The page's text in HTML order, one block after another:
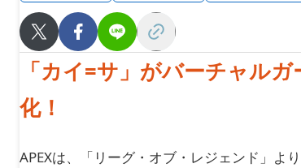
「カイ=サ」がバーチャル
化！
APEXは、「リーグ・オブ・レジェンド」よ